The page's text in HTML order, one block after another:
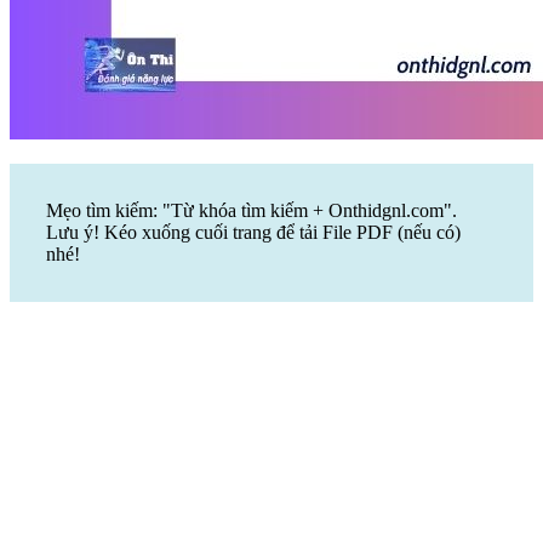
Mẹo tìm kiếm: "Từ khóa tìm kiếm + Onthidgnl.com".
Lưu ý! Kéo xuống cuối trang để tải File PDF (nếu có)
nhé!